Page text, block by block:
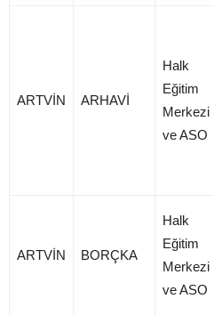
ARTVİN ARHAVİ
Halk
Eğitim
Merkezi
ve ASO
ARTVİN BORÇKA
Halk
Eğitim
Merkezi
ve ASO